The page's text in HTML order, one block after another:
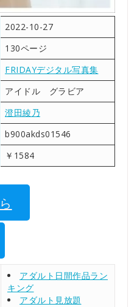
2022-10-27
130ページ
FRIDAYデジタル写真集
アイドル グラビア
澄田綾乃
b900akds01546
￥1584
アダルト日間作品ラン
キング
アダルト見放題